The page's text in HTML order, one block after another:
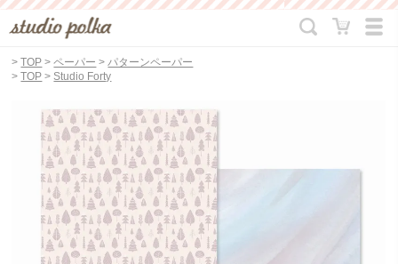
>TOP >ペーパー >パターンペーパー
>TOP > Studio Forty